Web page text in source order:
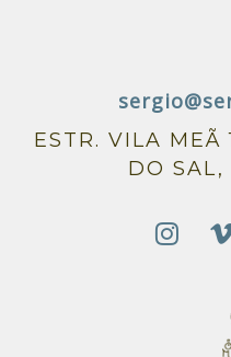
ESTR. VILA MEÃ
DO SAL,